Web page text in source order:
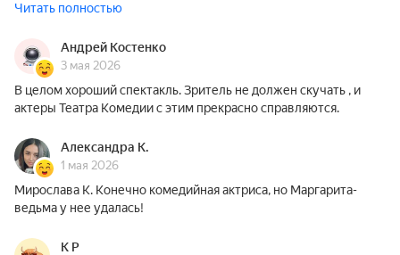
Читать полностью
Андрей Костенко
3 мая 2026
В целом хороший спектакль. Зритель не должен скучать , и
актеры Театра Комедии с этим прекрасно справляются.
Александра К.
1 мая 2026
Мирослава К. Конечно комедийная актриса, но Маргарита-
ведьма у нее удалась!
К Р